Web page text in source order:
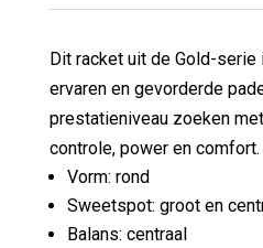
Dit racket uit de Gold-
ervaren en gevorderde
prestatieniveau zoeken
controle, power en comfort.
Vorm: rond
Sweetspot: groot en
Balans: centraal